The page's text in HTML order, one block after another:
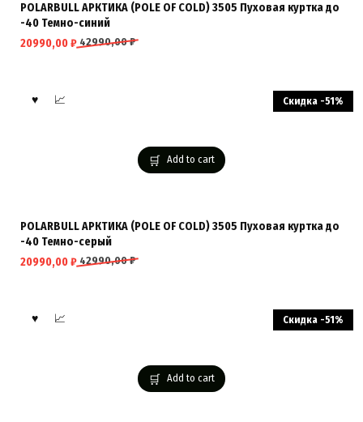
POLARBULL АРКТИКА (POLE OF COLD) 3505 Пуховая куртка до
-40 Темно-синий
42990,00₽
20990,00₽
Add to cart
Скидка -51%
POLARBULL АРКТИКА (POLE OF COLD) 3505 Пуховая куртка до
-40 Темно-серый
42990,00₽
20990,00₽
Add to cart
Скидка -51%